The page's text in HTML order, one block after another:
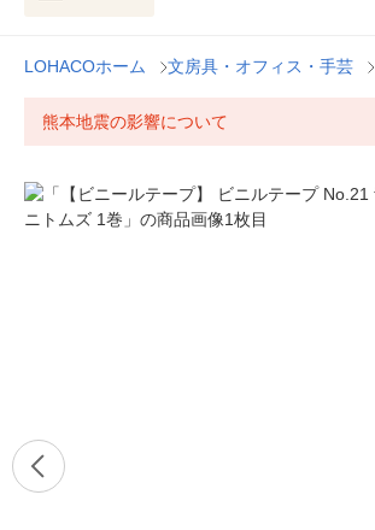
LOHACOホーム 文房具・オフィス・手芸
熊本地震の影響について